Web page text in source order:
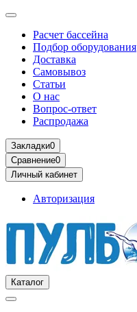
Расчет бассейна
Подбор оборудования
Доставка
Самовывоз
Статьи
О нас
Вопрос-ответ
Распродажа
Закладки0
Сравнение0
Личный кабинет
Авторизация
Каталог